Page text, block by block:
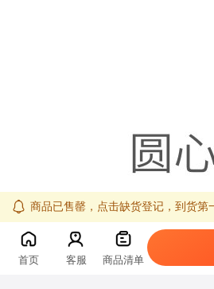
商品已售罄，点击缺货登记，到货第
首页 客服 商品清单